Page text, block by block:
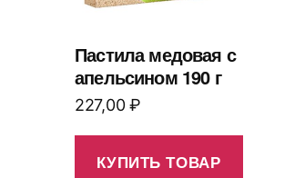
Пастила медовая с
апельсином 190 г
227,00₽
КУПИТЬ ТОВАР